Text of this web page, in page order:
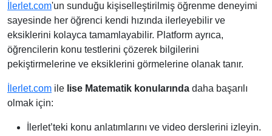
İlerlet.com'un sunduğu kişiselleştirilmiş öğrenme deneyimi
sayesinde her öğrenci kendi hızında ilerleyebilir ve
eksiklerini kolayca tamamlayabilir. Platform ayrıca,
öğrencilerin konu testlerini çözerek bilgilerini
pekiştirmelerine ve eksiklerini görmelerine olanak tanır.
İlerlet.com ile lise Matematik konularında daha başarılı
olmak için:
İlerlet’teki konu anlatımlarını ve video derslerini izleyin.